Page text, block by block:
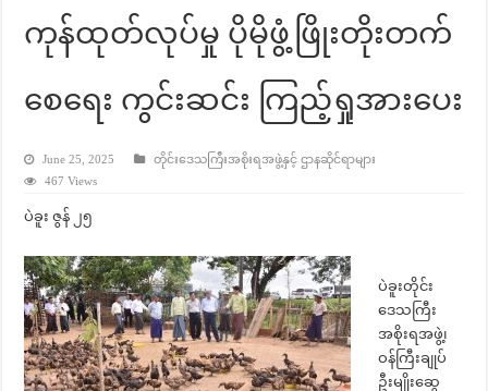
ကုန်ထုတ်လုပ်မှု ပိုမိုဖွံ့ဖြိုးတိုးတက်
စေရေး ကွင်းဆင်း ကြည့်ရှုအားပေး
June 25, 2025
တိုင်းဒေသကြီးအစိုးရအဖွဲ့နှင့် ဌာနဆိုင်ရာများ
467 Views
ပဲခူး ဇွန် ၂၅
ပဲခူးတိုင်း
ဒေသကြီး
အစိုးရအဖွဲ့၊
ဝန်ကြီးချုပ်
ဦးမျိုးဆွေ